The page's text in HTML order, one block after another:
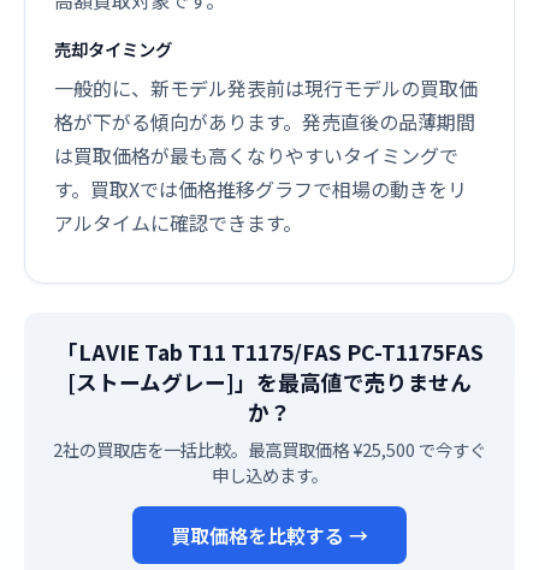
売却タイミング
一般的に、新モデル発表前は現行モデルの買取価
格が下がる傾向があります。発売直後の品薄期間
は買取価格が最も高くなりやすいタイミングで
す。買取Xでは価格推移グラフで相場の動きをリ
アルタイムに確認できます。
「LAVIE Tab T11 T1175/FAS PC-T1175FAS
[ストームグレー]」を最高値で売りません
か？
2社の買取店を一括比較。最高買取価格 ¥25,500 で今すぐ
申し込めます。
買取価格を比較する →